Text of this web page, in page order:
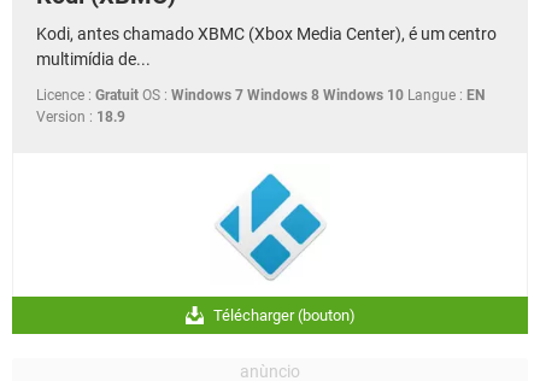
Kodi, antes chamado XBMC (Xbox Media Center), é um centro
multimídia de...
Licence : Gratuit OS : Windows 7 Windows 8 Windows 10 Langue : EN
Version : 18.9
Télécharger (bouton)